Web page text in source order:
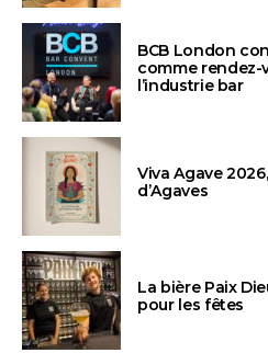
BCB London
comme
l’industrie bar
Viva Agave
d’Agaves
La bière Paix
pour les fêtes